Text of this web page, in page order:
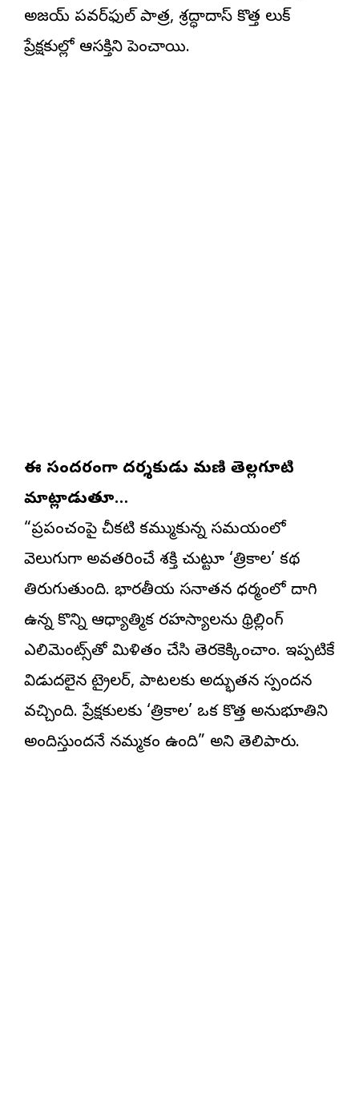
అజయ్ పవర్‌ఫుల్ పాత్ర, శ్రద్ధాదాస్ కొత్త లుక్
ప్రేక్షకుల్లో ఆసక్తిని పెంచాయి.
ఈ సందర్భంగా దర్శకుడు మణి తెల్లగూటి
మాట్లాడుతూ…
“ప్రపంచంపై చీకటి కమ్ముకున్న సమయంలో
వెలుగుగా అవతరించే శక్తి చుట్టూ ‘త్రికాల’ కథ
తిరుగుతుంది. భారతీయ సనాతన ధర్మంలో దాగి
ఉన్న కొన్ని ఆధ్యాత్మిక రహస్యాలను థ్రిల్లింగ్
ఎలిమెంట్స్‌తో మిళితం చేసి తెరకెక్కించాం. ఇప్పటికే
విడుదలైన ట్రైలర్‌, పాటలకు అద్భుతమైన స్పందన
వచ్చింది. ప్రేక్షకులకు ‘త్రికాల’ ఒక కొత్త అనుభూతిని
అందిస్తుందనే నమ్మకం ఉంది” అని తెలిపారు.